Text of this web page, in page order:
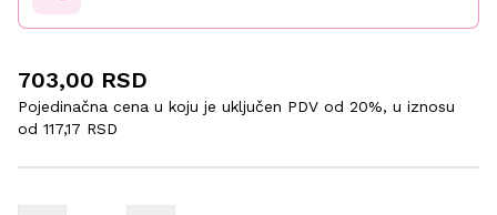
703,00 RSD
Pojedinačna cena u koju je uključen PDV od 20%, u iznosu
od 117,17 RSD